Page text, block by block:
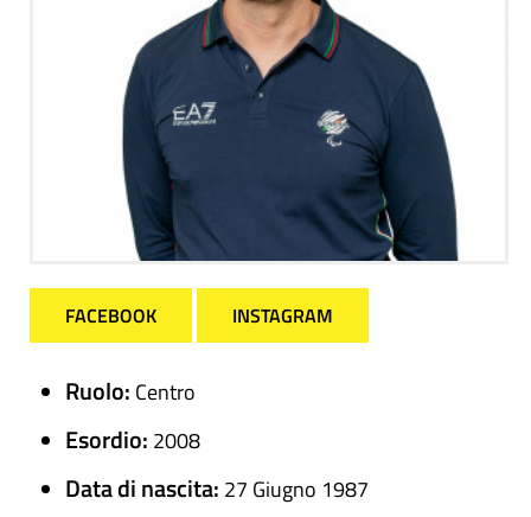
FACEBOOK INSTAGRAM
Ruolo: Centro
Esordio: 2008
Data di nascita: 27 Giugno 1987